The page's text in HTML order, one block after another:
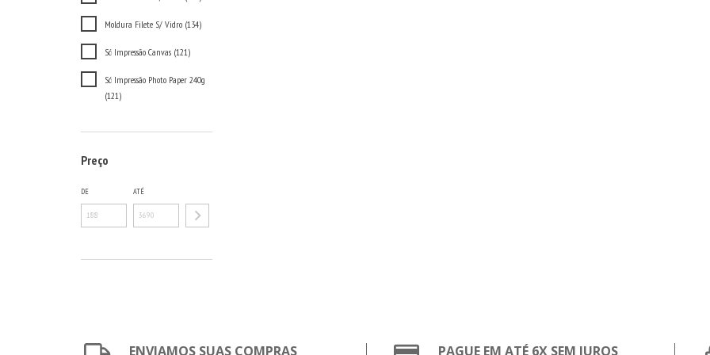
Moldura Filete S/ Vidro (134)
Só Impressão Canvas (121)
Só Impressão Photo Paper 240g
(121)
Preço
DE ATÉ
ENVIAMOS SUAS COMPRAS PAGUE EM ATÉ 6X SEM JUROS